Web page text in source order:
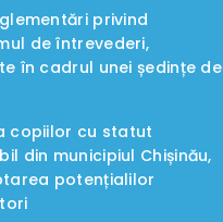
privind
de întrevederi,
în cadrul unei ședințe de
copiilor cu statut
din municipiul Chișinău,
potențialilor